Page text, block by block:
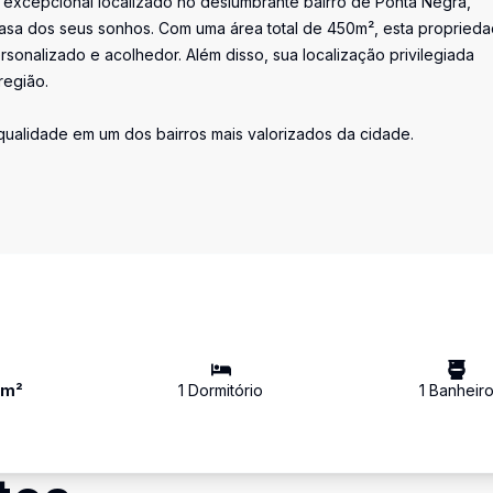
dos seus sonhos. Com uma área total de 450m², esta
e acolhedor. Além disso, sua localização privilegiada
em um dos bairros mais valorizados da cidade.
m² 1 Dormitório 1 Banheiro